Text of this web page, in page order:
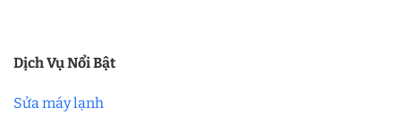
Dịch Vụ Nổi Bật
Sửa máy lạnh